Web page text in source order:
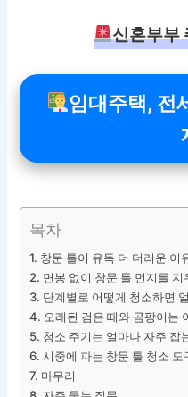
신혼부부
임대주택, 전
목차
창문 틀이 유독 더 더러운 이
면봉 없이 창문 틀 먼지를
단계별로 어떻게 청소하면
오래된 검은 때와 곰팡이는
청소 주기는 얼마나 자주 잡
시중에 파는 창문 틀 청소
마무리